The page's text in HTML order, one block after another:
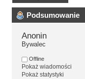
Podsumowanie
Anonin
Bywalec
Offline
Pokaż wiadomości
Pokaż statystyki